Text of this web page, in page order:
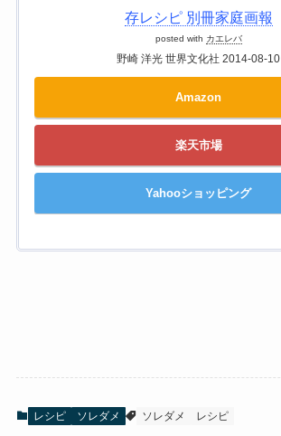
存レシピ 別冊家庭画報
posted with カエレバ
野崎 洋光 世界文化社 2014-08-10
Amazon
楽天市場
Yahooショッピング
レシピ ソレダメ ソレダメ レシピ